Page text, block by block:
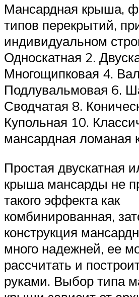
Мансардная крыша,
типов перекрытий,
индивидуальном
Односкатная 2.
Многощипковая 4.
Подлувальмовая 6.
Сводчатая 8.
Купольная 10.
мансардная ломаная
Простая двускатная
крыша мансарды не
такого эффекта как
комбинированная,
конструкция
много надежней, ее
рассчитать и
руками. Выбор типа